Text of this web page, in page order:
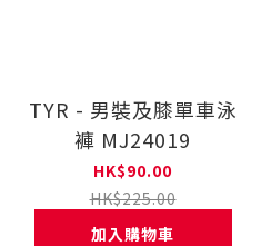
TYR - 男裝及膝單車泳
褲 MJ24019
HK$90.00
HK$225.00
加入購物車